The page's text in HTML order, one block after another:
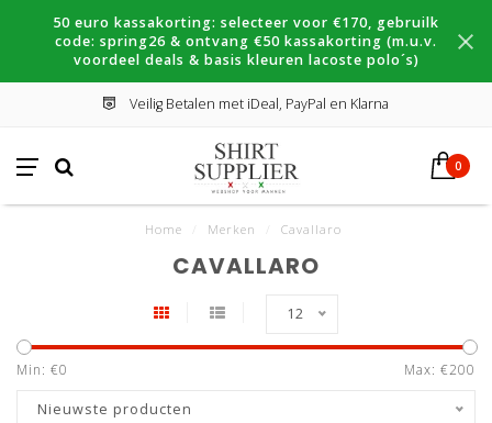
50 euro kassakorting: selecteer voor €170, gebruilk
code: spring26 & ontvang €50 kassakorting (m.u.v.
voordeel deals & basis kleuren lacoste polo´s)
Veilig Betalen met iDeal, PayPal en Klarna
0
Home Merken Cavallaro
CAVALLARO
12
Min: €0 Max: €200
Nieuwste producten